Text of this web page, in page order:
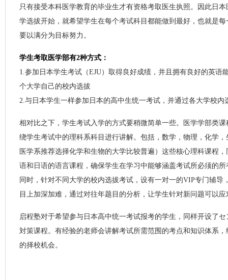
只有接受本科医学教育的毕业生才有资格考取医生执照。因此日本
学选拔开始，就希望学生在每个考试科目都能做到最好，也就是每
要以满分为目标努力。
学生考取医学部有2种方式：
1.参加日本学生考试（EJU）取得良好成绩，并且拥有良好的英语
个大学自己的校内选拔
2.与日本学生一样参加日本的高中生统一考试，并通过各大学校内
相对比之下，学生考试入学的方式要稍微简单一些。医学学部类课
绕学生考试中的理科系科目进行讲解。包括，数学，物理，化学，
医学系推荐选择化学和生物的大学比较普遍）这些核心理科课程
语和日语的语言课程，确保学生在学习中能够涵盖考试所必须的所
同时，针对不同大学的校内选拔考试，设有一对一的VIP专门辅导
目上加深加难，通过对往年题目的分析，让学生针对新问题可以应
启程塾对于希望参与日本高中统一考试报考的学生，同样开设了
対策课程。有经验的老师会讲解考试所需范围的考点和知识体系，
的择校机会。